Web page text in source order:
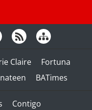
Claire
Fortuna
BATimes
Contigo